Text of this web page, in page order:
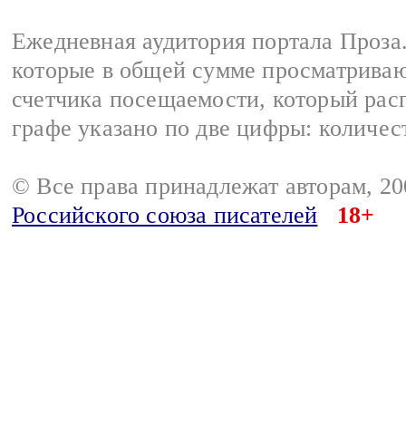
Ежедневная аудитория портала
которые в общей сумме
счетчика посещаемости, который
графе указано по две цифры:
© Все права принадлежат авторам,
Российского союза писателей
18+